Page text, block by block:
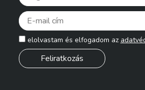
elolvastam és elfogadom az